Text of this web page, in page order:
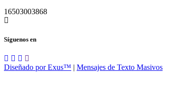
16503003868
Síguenos en
Diseñado por Exus™ | Mensajes de Texto Masivos